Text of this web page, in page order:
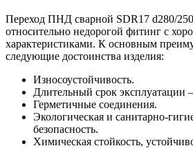
Переход ПНД сварной SDR17 d280/
относительно недорогой фитинг с
характеристиками. К основным
следующие достоинства изделия:
Износоустойчивость.
Длительный срок эксплуатации
Герметичные соединения.
Экологическая и санитарно-
безопасность.
Химическая стойкость,